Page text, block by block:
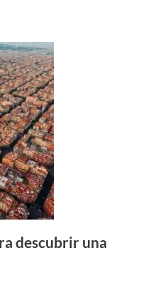
descubrir una